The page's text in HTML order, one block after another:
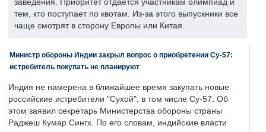
заведения. Приоритет отдается участникам олимпиад и
тем, кто поступает по квотам. Из-за этого выпускники все
чаще смотрят в сторону Европы или Китая.
Министр обороны Индии закрыл вопрос о приобретении Су-57:
истребитель покупать не планируют
Индия не намерена в ближайшее время закупать новые
российские истребители "Сухой", в том числе Су-57. Об
этом заявил секретарь Министерства обороны страны
Раджеш Кумар Сингх. По его словам, индийские власти